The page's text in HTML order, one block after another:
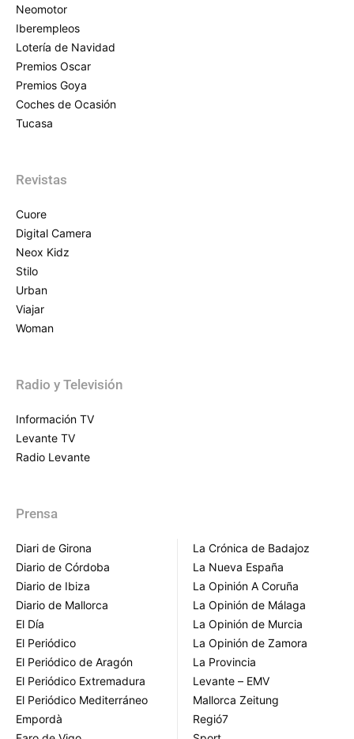
Neomotor
Iberempleos
Lotería de Navidad
Premios Oscar
Premios Goya
Coches de Ocasión
Tucasa
Revistas
Cuore
Digital Camera
Neox Kidz
Stilo
Urban
Viajar
Woman
Radio y Televisión
Información TV
Levante TV
Radio Levante
Prensa
Diari de Girona
Diario de Córdoba
Diario de Ibiza
Diario de Mallorca
El Día
El Periódico
El Periódico de Aragón
El Periódico Extremadura
El Periódico Mediterráneo
Empordà
La Crónica de Badajoz
La Nueva España
La Opinión A Coruña
La Opinión de Málaga
La Opinión de Murcia
La Opinión de Zamora
La Provincia
Levante – EMV
Mallorca Zeitung
Regió7